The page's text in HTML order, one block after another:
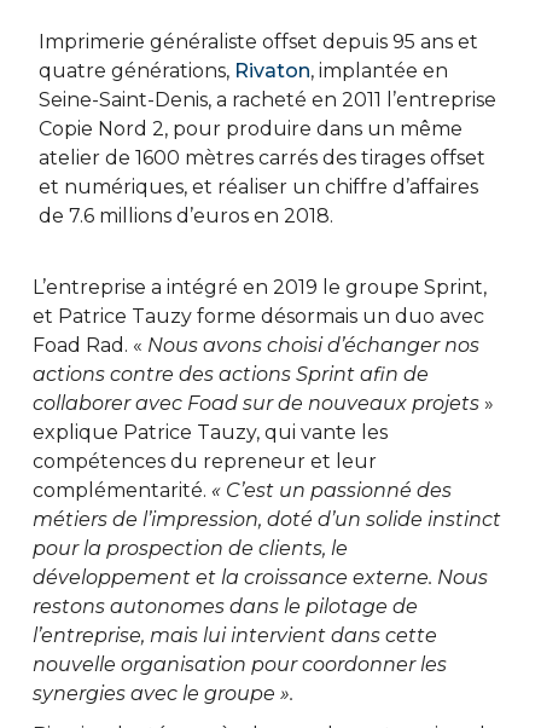
Imprimerie généraliste offset depuis 95 ans et
quatre générations, Rivaton, implantée en
Seine-Saint-Denis, a racheté en 2011 l’entreprise
Copie Nord 2, pour produire dans un même
atelier de 1600 mètres carrés des tirages offset
et numériques, et réaliser un chiffre d’affaires
de 7.6 millions d’euros en 2018.
L’entreprise a intégré en 2019 le groupe Sprint,
et Patrice Tauzy forme désormais un duo avec
Foad Rad. « Nous avons choisi d’échanger nos
actions contre des actions Sprint afin de
collaborer avec Foad sur de nouveaux projets »
explique Patrice Tauzy, qui vante les
compétences du repreneur et leur
complémentarité. « C’est un passionné des
métiers de l’impression, doté d’un solide instinct
pour la prospection de clients, le
développement et la croissance externe. Nous
restons autonomes dans le pilotage de
l’entreprise, mais lui intervient dans cette
nouvelle organisation pour coordonner les
synergies avec le groupe ».